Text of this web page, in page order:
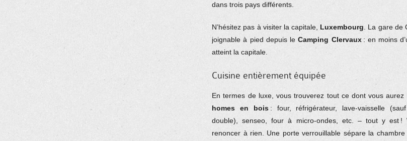
dans trois pays différents.
N’hésitez pas à visiter la capitale, Luxembourg. La gare de
joignable à pied depuis leCamping Clervaux: en moins
atteint la capitale.
Cuisine entièrement équipée
En termes de luxe, vous trouverez tout ce dont vous aurez
homes en bois: four, réfrigérateur, lave-vaisselle
double), senseo, four à micro-ondes, etc. – tout y est !
renoncer à rien. Une porte verrouillable sépare la chambre